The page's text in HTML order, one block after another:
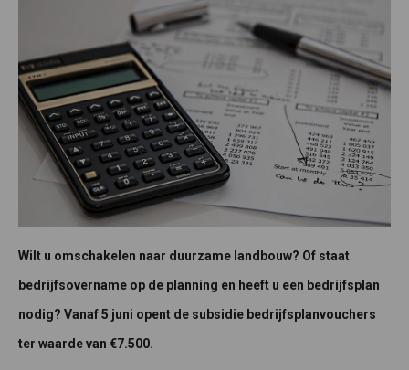
Wilt u omschakelen naar duurzame landbouw? Of staat
bedrijfsovername op de planning en heeft u een bedrijfsplan
nodig? Vanaf 5 juni opent de subsidie bedrijfsplanvouchers
ter waarde van €7.500.